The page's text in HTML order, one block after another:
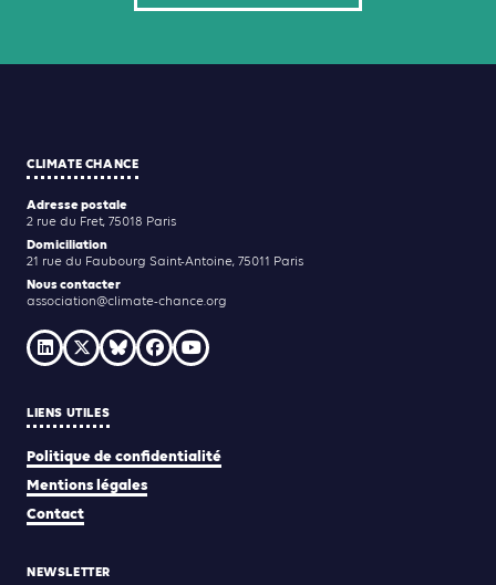
CLIMATE CHANCE
Adresse postale
2 rue du Fret, 75018 Paris
Domiciliation
21 rue du Faubourg Saint-Antoine, 75011 Paris
Nous contacter
association@climate-chance.org
LIENS UTILES
Politique de confidentialité
Mentions légales
Contact
NEWSLETTER